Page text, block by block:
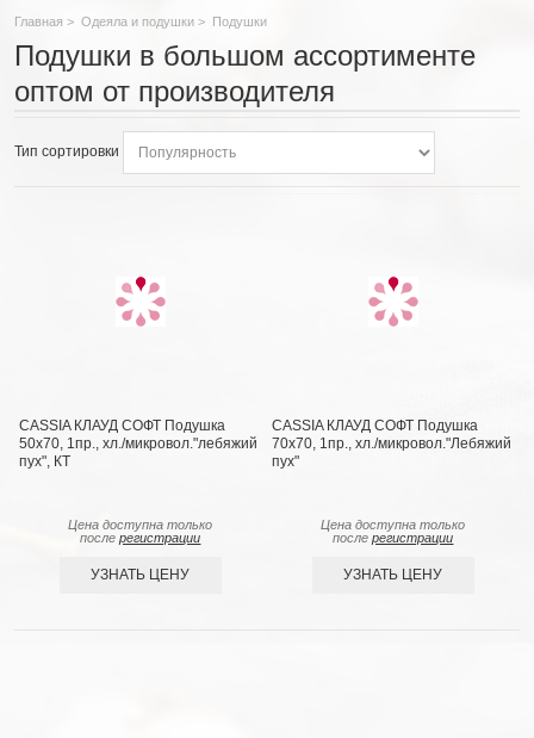
Главная > Одеяла и подушки > Подушки
Подушки в большом ассортименте
оптом от производителя
Тип сортировки
CASSIA КЛАУД СОФТ Подушка
50х70, 1пр., хл./микровол."лебяжий
пух", КТ
Цена доступна только
послерегистрации
УЗНАТЬ ЦЕНУ
CASSIA КЛАУД СОФТ Подушка
70х70, 1пр., хл./микровол."Лебяжий
пух"
Цена доступна только
послерегистрации
УЗНАТЬ ЦЕНУ